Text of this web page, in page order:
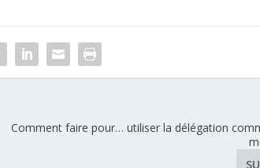
Comment faire pour… utiliser la délégation